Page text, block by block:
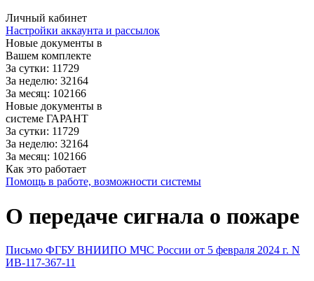
Личный кабинет
Настройки аккаунта и рассылок
Новые документы в
Вашем комплекте
За сутки: 11729
За неделю: 32164
За месяц: 102166
Новые документы в
системе ГАРАНТ
За сутки: 11729
За неделю: 32164
За месяц: 102166
Как это работает
Помощь в работе, возможности системы
О передаче сигнала о пожаре
Письмо ФГБУ ВНИИПО МЧС России от 5 февраля 2024 г. N
ИВ-117-367-11